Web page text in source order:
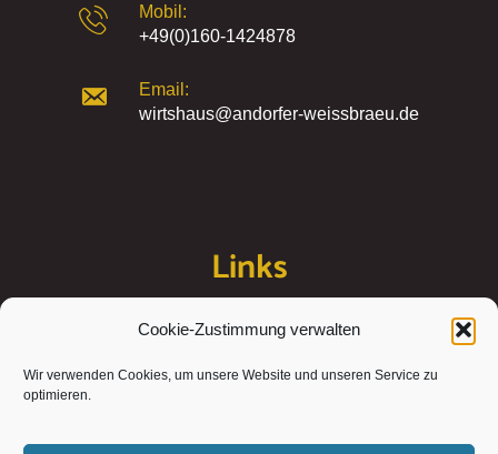
Cookie-Zustimmung verwalten
Wir verwenden Cookies, um unsere Website und unseren Service zu
optimieren.
Mobil:
+49(0)160-1424878
Email:
wirtshaus@andorfer-weissbraeu.de
Links
Kontakt
Impressum